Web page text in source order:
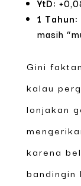
1 Tahun:
masih
Gini
kalau
lonjakan
karena
bandingin